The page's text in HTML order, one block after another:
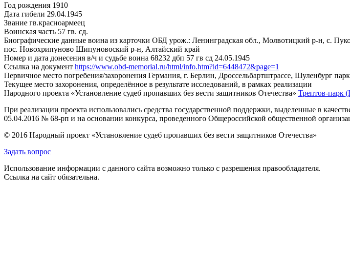
Год рождения 1910
Дата гибели 29.04.1945
Звание гв.красноармеец
Воинская часть 57 гв. сд.
Биографические данные воина из карточки ОБД урож.: Ленинградская обл., Молвотицкий р-н, с.
пос. Новохрипуново Шипуновоский р-н, Алтайский край
Номер и дата донесения в/ч и судьбе воина 68232 дбп 57 гв сд 24.05.1945
Ссылка на документ https://www.obd-memorial.ru/html/info.htm?id=6448472&page=1
Первичное место погребения/захоронения Германия, г. Берлин, Дроссельбартштрассе, Шуленбург парк
Текущее место захоронения, определённое в результате исследований, в рамках реализации
Народного проекта «Установление судеб пропавших без вести защитников Отечества» Трептов-парк
При реализации проекта использовались средства государственной поддержки, выделенные в
05.04.2016 № 68-рп и на основании конкурса, проведенного Общероссийской общественной
© 2016 Народный проект «Установление судеб пропавших без вести защитников Отечества»
Задать вопрос
Использование информации с данного сайта возможно только с разрешения правообладателя.
Ссылка на сайт обязательна.